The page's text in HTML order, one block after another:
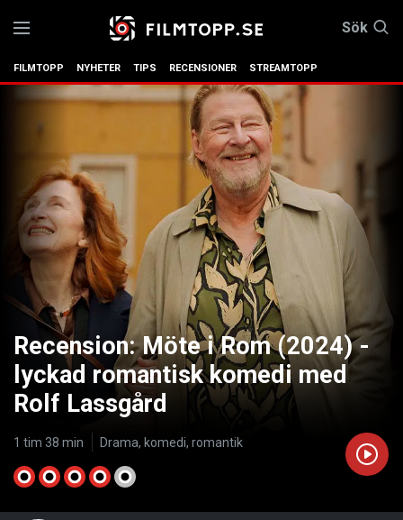
Sök
FILMTOPP NYHETER TIPS RECENSIONER STREAMTOPP
Recension: Möte i Rom (2024) -
lyckad romantisk komedi med
Rolf Lassgård
1 tim 38 min Drama, komedi, romantik